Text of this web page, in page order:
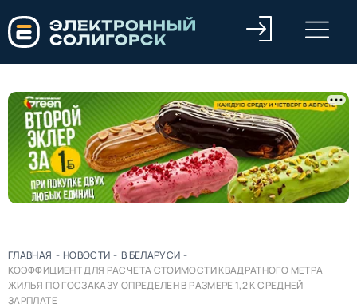
ГЛАВНАЯ - НОВОСТИ - В БЕЛАРУСИ -
КОЭФФИЦИЕНТ ДЛЯ РАСЧЕТА СТОИМОСТИ КВАДРАТНОГО МЕТРА
ЖИЛЬЯ ПО ГОСЗАКАЗУ ОПРЕДЕЛЕН В РАЗМЕРЕ 1,2 К СРЕДНЕЙ
ЗАРПЛАТЕ